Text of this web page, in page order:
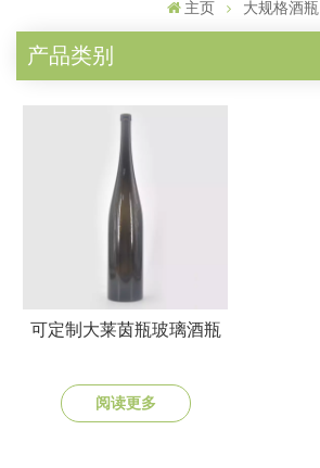
主页 大规格酒瓶
产品类别
可定制大莱茵瓶玻璃酒瓶
阅读更多